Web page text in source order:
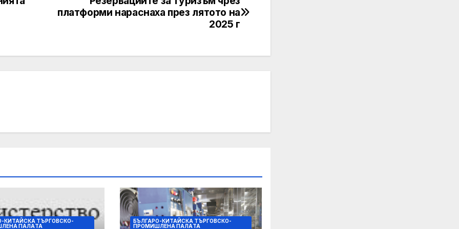
платформи нараснаха през лятото на
2025 г
КИТАЙСКА ТЪРГОВСКО-
ПАЛAТА
БЪЛГАРО-КИТАЙСКА ТЪРГОВСКО-
ПРОМИШЛЕНА ПАЛAТА